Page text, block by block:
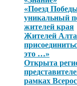
«Поезд
уникальный
жителей края
Жителей
это …»
Открыта
рамках